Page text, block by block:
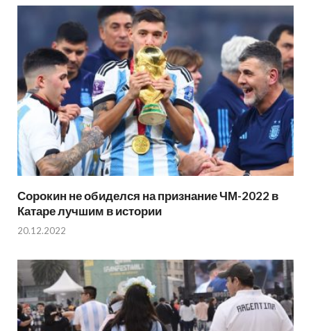
Сорокин не обиделся на признание ЧМ-2022 в
Катаре лучшим в истории
20.12.2022